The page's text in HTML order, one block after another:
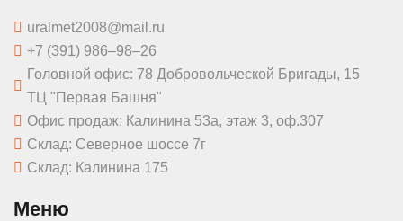
uralmet2008@mail.ru
+7 (391) 986‒98‒26
Головной офис: 78 Добровольческой Бригады, 15
ТЦ "Первая Башня"
Офис продаж: Калинина 53а, этаж 3, оф.307
Склад: Северное шоссе 7г
Склад: Калинина 175
Меню